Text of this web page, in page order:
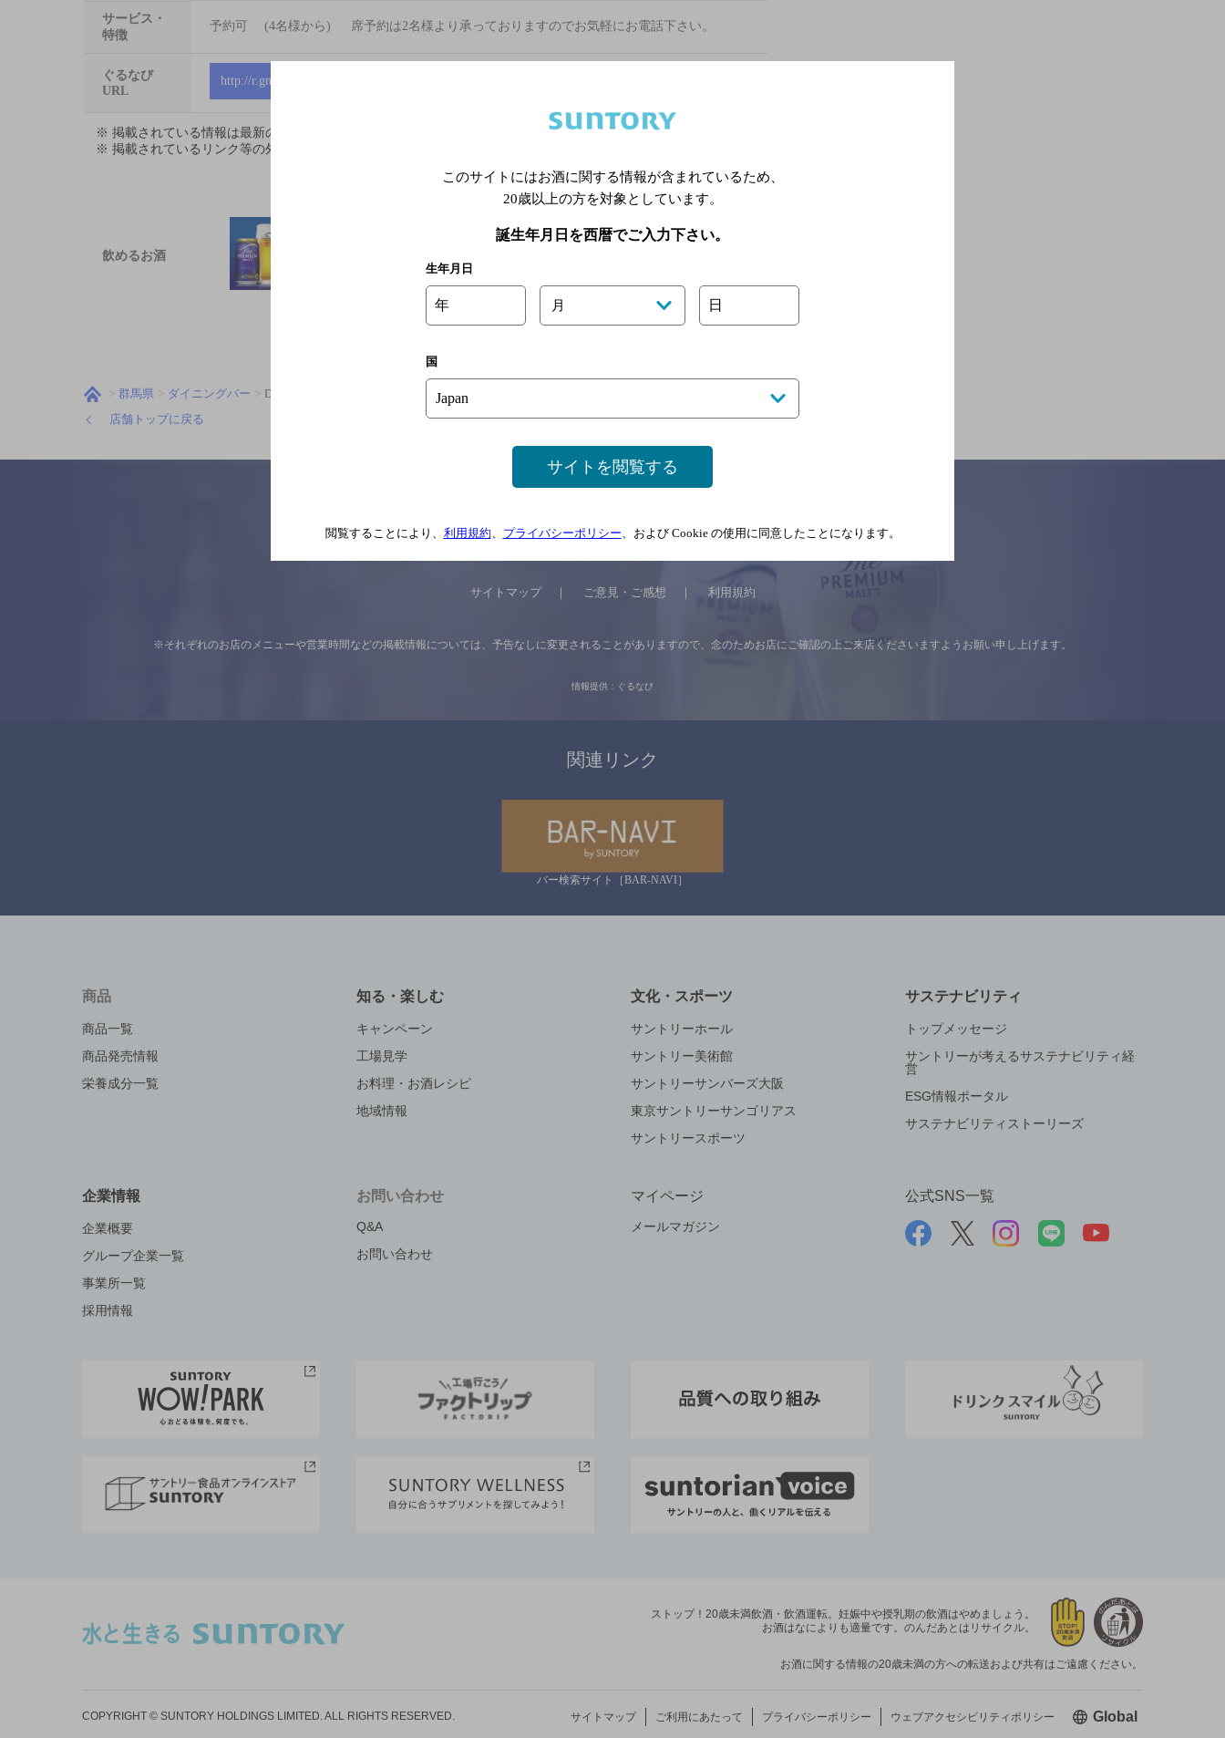
サービス・
特徴
予約可 (4名様から) 席予約は2名様より承っておりますのでお気軽にお電話下さい。
ぐるなび
URL
http://r.gnavi.co.jp/5129419
※ 掲載されている情報は最新の内容と異なる場合があります。詳しくはお店にお問い合わせください。
※ 掲載されているリンク等の外部コンテンツはお客様のご判断でご利用ください。
[情報提供：ぐるなび]
飲めるお酒
群馬県 ダイニングバー
Dining ＆ Bar 武田や
店舗トップに戻る
サイトマップ ご意見・ご感想 利用規約
※それぞれのお店のメニューや営業時間などの掲載情報については、 予告なしに変更されることがありますので、 念のためお店にご確認の上ご来店くださいますようお願い申し上げます。
情報提供：ぐるなび
関連リンク
バー検索サイト［BAR-NAVI］
商品
商品一覧
商品発売情報
栄養成分一覧
知る・楽しむ
キャンペーン
工場見学
お料理・お酒レシピ
地域情報
文化・スポーツ
サントリーホール
サントリー美術館
サントリーサンバーズ大阪
東京サントリーサンゴリアス
サントリースポーツ
サステナビリティ
トップメッセージ
サントリーが考えるサステナビリティ経
営
ESG情報ポータル
サステナビリティストーリーズ
企業情報
企業概要
グループ企業一覧
事業所一覧
採用情報
お問い合わせ
Q&A
お問い合わせ
マイページ
メールマガジン
公式SNS一覧
ストップ！20歳未満飲酒・飲酒運転。 妊娠中や授乳期の飲酒はやめましょう。
お酒はなによりも適量です。 のんだあとはリサイクル。
お酒に関する情報の20歳未満の方への転送および共有はご遠慮ください。
COPYRIGHT © SUNTORY HOLDINGS LIMITED.ALL RIGHTS RESERVED. サイトマップ ご利用にあたって プライバシーポリシー ウェブアクセシビリティ ポリシー Global新しいウィ
このサイトにはお酒に関する情報が含まれているため、
20歳以上の方を対象としています。
誕生年月日を西暦でご入力下さい。
生年月日
年 月 日
国
サイトを閲覧する
閲覧することにより、 利用規約、 プライバシーポリシー、および Cookie の使用に同意したことになります。